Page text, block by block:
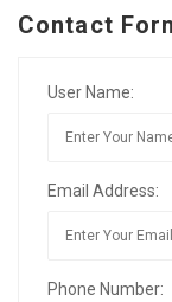
Contact
User Name:
Email Address:
Phone Number: